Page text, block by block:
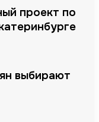
проект по
выбирают